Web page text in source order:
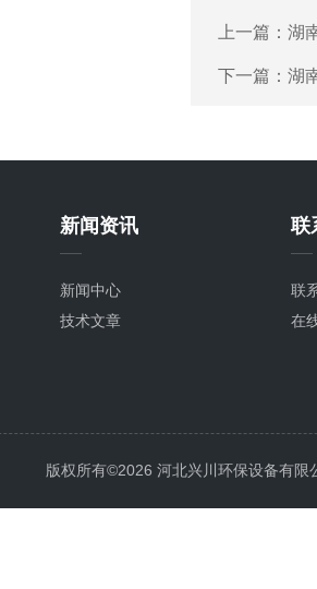
上一篇： 湖
下一篇： 湖
新闻资讯
新闻中心
技术文章
联
联
在
版权所有©2026 河北兴川环保设备有